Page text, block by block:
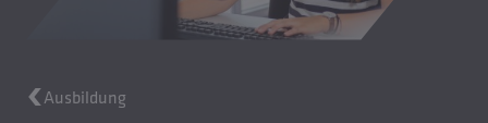
Ausbildung